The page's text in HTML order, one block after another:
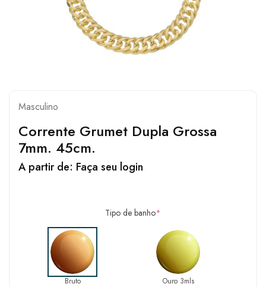
Masculino
Corrente Grumet Dupla Grossa
7mm. 45cm.
A partir de: Faça seu login
Tipo de banho*
Bruto Ouro 3mls